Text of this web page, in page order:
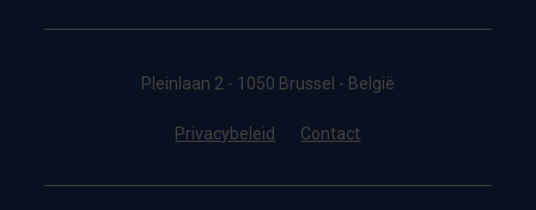
Pleinlaan 2 - 1050 Brussel - België
Privacybeleid Contact